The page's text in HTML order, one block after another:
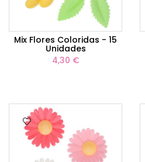
Mix Flores Coloridas - 15
Unidades
4,30 €